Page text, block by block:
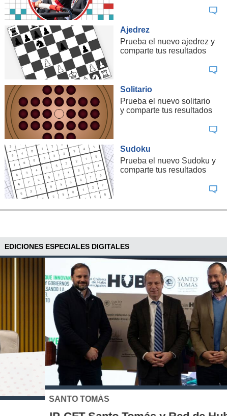
98
Tabalí Valle de Limarí Payen 2018
99
Valdivieso Valle Central Caballo Loco Number Eighteen
100
Valle Secreto Alto Cachapoal Profundo 2018
Fuente:James Suckling Wine Ratings
Ajedrez
Prueba el nuevo ajedrez y
comparte tus resultados
Solitario
Prueba el nuevo solitario
y comparte tus resultados
Sudoku
Prueba el nuevo Sudoku y
comparte tus resultados
EDICIONES ESPECIALES DIGITALES
SANTO TOMÁS